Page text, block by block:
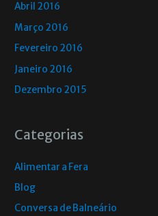
Abril 2016
Março 2016
Fevereiro 2016
Janeiro 2016
Dezembro 2015
Categorias
Alimentar a Fera
Blog
Conversa de Balneário